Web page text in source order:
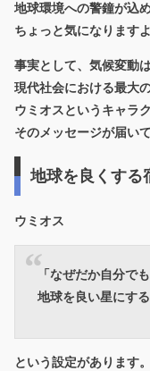
地球環境への警鐘が込
ちょっと気になりますよ
事実として、気候変動
現代社会における最大
ウミオスというキャラ
そのメッセージが届い
地球を良くする
ウミオス
「なぜだか自分で
地球を良い星にす
という設定があります。